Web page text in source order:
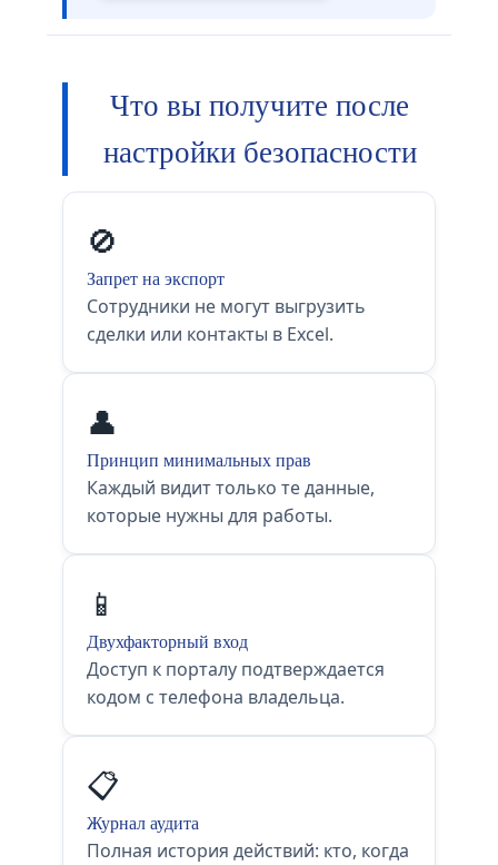
Что вы получите после
настройки безопасности
🚫
Запрет на экспорт
Сотрудники не могут выгрузить
сделки или контакты в Excel.
👤
Принцип минимальных прав
Каждый видит только те данные,
которые нужны для работы.
📱
Двухфакторный вход
Доступ к порталу подтверждается
кодом с телефона владельца.
📋
Журнал аудита
Полная история действий: кто, когда